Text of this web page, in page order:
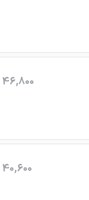
46,800
40,600